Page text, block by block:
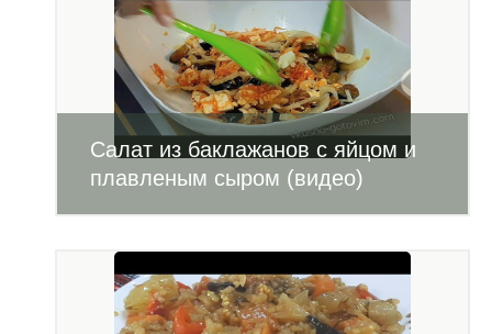
Салат из баклажанов с яйцом и
плавленым сыром (видео)